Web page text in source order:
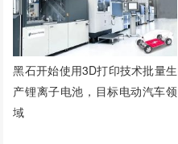
黑石开始使用3D打印技术批量生
产锂离子电池，目标电动汽车领
域